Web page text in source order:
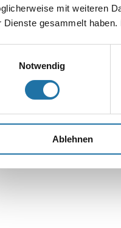
mit weiteren
Dienste gesammelt
Notwendig
Ablehnen
verbindet die
komfortabler und
Pooltreppe
bietet zahlreiche
Besonders ältere
der Pool auch im Alter
verfügbaren Modelle
Cranpool Poolberater